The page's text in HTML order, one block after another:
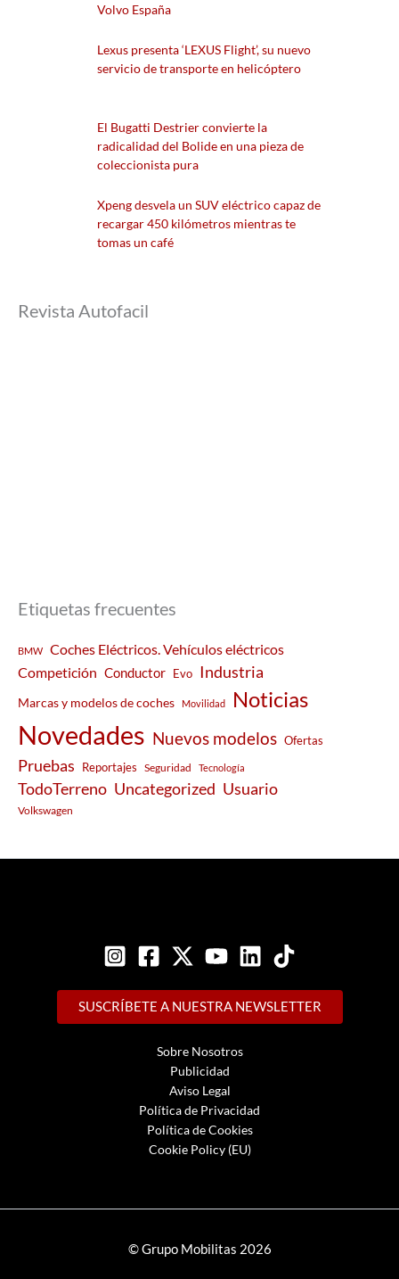
Volvo España
Lexus presenta ‘LEXUS Flight’, su nuevo
servicio de transporte en helicóptero
El Bugatti Destrier convierte la
radicalidad del Bolide en una pieza de
coleccionista pura
Xpeng desvela un SUV eléctrico capaz de
recargar 450 kilómetros mientras te
tomas un café
Revista Autofacil
Etiquetas frecuentes
BMW
Coches Eléctricos. Vehículos eléctricos
Competición Conductor Evo Industria
Marcas y modelos de coches Movilidad Noticias
Novedades Nuevos modelos Ofertas
Pruebas Reportajes Seguridad Tecnología
TodoTerreno Uncategorized Usuario
Volkswagen
SUSCRÍBETE A NUESTRA NEWSLETTER
Sobre Nosotros
Publicidad
Aviso Legal
Política de Privacidad
Política de Cookies
Cookie Policy (EU)
© Grupo Mobilitas 2026